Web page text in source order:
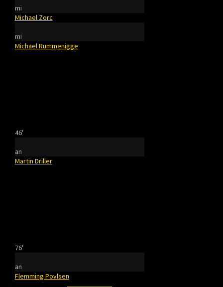
mi
Michael Zorc
mi
Michael Rummenigge
46'
an
Martin Driller
76'
an
Flemming Povlsen